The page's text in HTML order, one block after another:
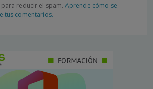
reducir el spam. Aprende cómo se
tus comentarios.